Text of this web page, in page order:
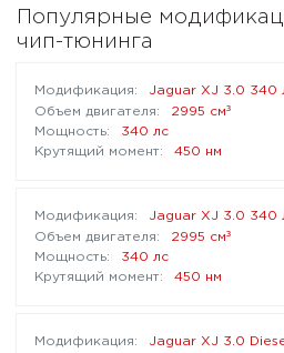
Популярные
чип-тюнинга
Jaguar XJ 3.0 340
2995 см³
340 лс
450 нм
Jaguar XJ 3.0 340
2995 см³
340 лс
450 нм
Jaguar XJ 3.0